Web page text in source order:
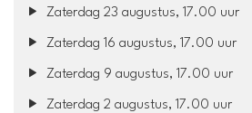
Zaterdag 23 augustus, 17.00 uur
Zaterdag 16 augustus, 17.00 uur
Zaterdag 9 augustus, 17.00 uur
Zaterdag 2 augustus, 17.00 uur